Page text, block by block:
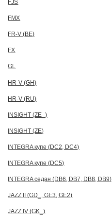
FJS
FMX
FR-V (BE)
FX
GL
HR-V (GH)
HR-V (RU)
INSIGHT (ZE_)
INSIGHT (ZE)
INTEGRA купе (DC2, DC4)
INTEGRA купе (DC5)
INTEGRA седан (DB6, DB7, DB8, DB9)
JAZZ II (GD_, GE3, GE2)
JAZZ IV (GK_)